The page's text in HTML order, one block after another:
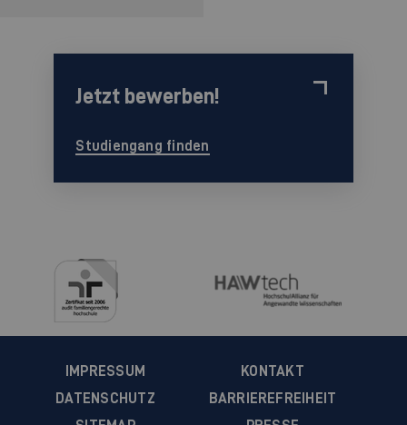
Jetzt bewerben!
Studiengang finden
IMPRESSUM
KONTAKT
DATENSCHUTZ
BARRIEREFREIHEIT